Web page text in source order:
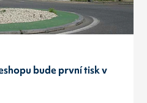
bude první tisk v